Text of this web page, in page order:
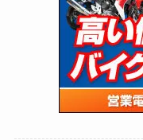
(12)
(109)
(47)
(15)
(5)
(17)
(5)
(131)
(21)
(61)
(98)
(13)
(60)
(274)
(171)
(38)
(59)